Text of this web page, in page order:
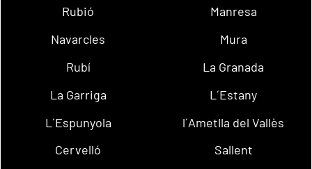
Rubió
Manresa
Navarcles
Mura
Rubí
La Granada
La Garriga
L´Estany
L´Espunyola
l´Ametlla del Vallès
Cervelló
Sallent